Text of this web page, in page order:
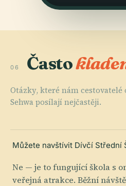
06 Často
Otázky, které nám
Sehwa posílají nejčastěji.
Můžete navštívit Dívčí Střední
Ne — je to fungující škola s
veřejná atrakce. Běžní